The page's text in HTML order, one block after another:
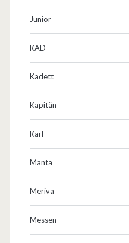
Junior
KAD
Kadett
Kapitän
Karl
Manta
Meriva
Messen